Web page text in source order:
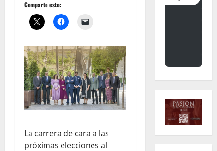
Comparte esto:
La carrera de cara a las
próximas elecciones al